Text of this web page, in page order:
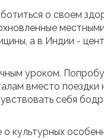
о своем
местными
а в Индии -
уроком.
вместо поездки
себя
культурных